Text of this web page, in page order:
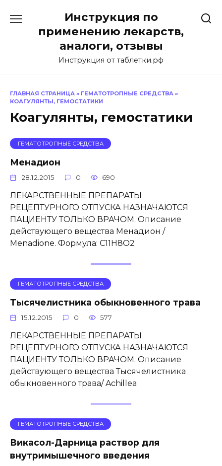
содержанию
Инструкция по
применению лекарств,
аналоги, отзывы
Инструкция от таблетки.рф
ГЛАВНАЯ СТРАНИЦА » ГЕМАТОТРОПНЫЕ СРЕДСТВА »
КОАГУЛЯНТЫ, ГЕМОСТАТИКИ
Коагулянты, гемостатики
ГЕМАТОТРОПНЫЕ СРЕДСТВА
Менадион
28.12.2015 0 690
ЛЕКАРСТВЕННЫЕ ПРЕПАРАТЫ
РЕЦЕПТУРНОГО ОТПУСКА НАЗНАЧАЮТСЯ
ПАЦИЕНТУ ТОЛЬКО ВРАЧОМ. Описание
действующего вещества Менадион /
Menadione. Формула: C11H8O2
ГЕМАТОТРОПНЫЕ СРЕДСТВА
Тысячелистника обыкновенного трава
15.12.2015 0 577
ЛЕКАРСТВЕННЫЕ ПРЕПАРАТЫ
РЕЦЕПТУРНОГО ОТПУСКА НАЗНАЧАЮТСЯ
ПАЦИЕНТУ ТОЛЬКО ВРАЧОМ. Описание
действующего вещества Тысячелистника
обыкновенного трава/ Achillea
ГЕМАТОТРОПНЫЕ СРЕДСТВА
Викасол-Дарница раствор для
внутримышечного введения